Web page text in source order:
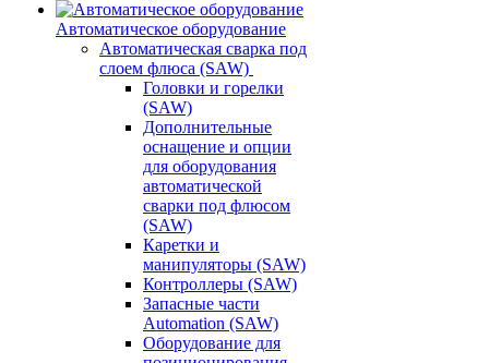
Автоматическое оборудование
Автоматическая сварка под
слоем флюса (SAW)
Головки и горелки
(SAW)
Дополнительные
оснащение и опции
для оборудования
автоматической
сварки под флюсом
(SAW)
Каретки и
манипуляторы (SAW)
Контроллеры (SAW)
Запасные части
Automation (SAW)
Оборудование для